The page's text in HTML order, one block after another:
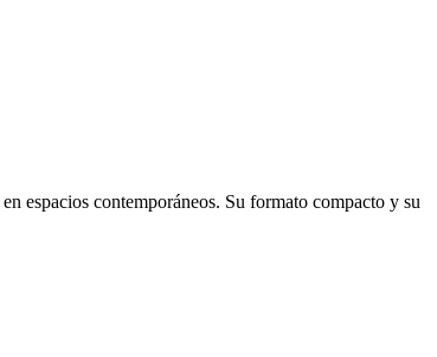
en espacios contemporáneos. Su formato compacto y su